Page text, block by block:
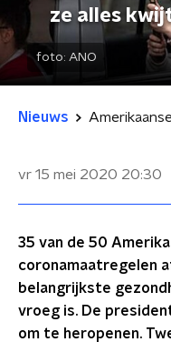
ze alles
foto: ANO
Nieuws
vr 15 mei 2020 20:30
35 van de 50
coronamaatregelen
belangrijkste
vroeg is. De
om te heropenen.